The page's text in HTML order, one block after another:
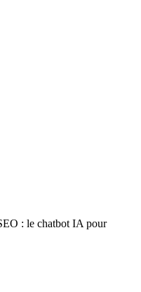
: le chatbot IA pour